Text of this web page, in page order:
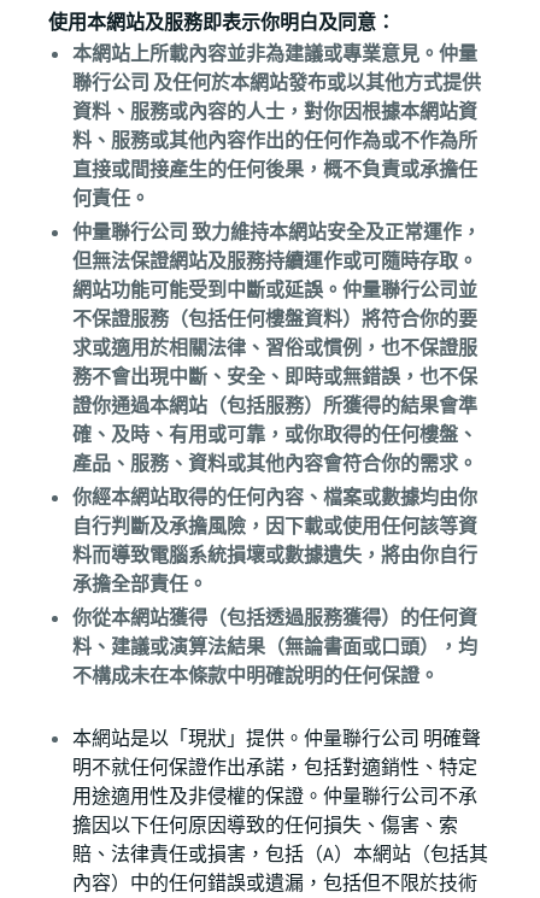
使用本網站及服務即表示你明白及同意：
本網站上所載內容並非為建議或專業意見。仲量
聯行公司 及任何於本網站發布或以其他方式提供
資料、服務或內容的人士，對你因根據本網站資
料、服務或其他內容作出的任何作為或不作為所
直接或間接產生的任何後果，概不負責或承擔任
何責任。
仲量聯行公司 致力維持本網站安全及正常運作，
但無法保證網站及服務持續運作或可隨時存取。
網站功能可能受到中斷或延誤。仲量聯行公司並
不保證服務（包括任何樓盤資料）將符合你的要
求或適用於相關法律、習俗或慣例，也不保證服
務不會出現中斷、安全、即時或無錯誤，也不保
證你通過本網站（包括服務）所獲得的結果會準
確、及時、有用或可靠，或你取得的任何樓盤、
產品、服務、資料或其他內容會符合你的需求。
你經本網站取得的任何內容、檔案或數據均由你
自行判斷及承擔風險，因下載或使用任何該等資
料而導致電腦系統損壞或數據遺失，將由你自行
承擔全部責任。
你從本網站獲得（包括透過服務獲得）的任何資
料、建議或演算法結果（無論書面或口頭），均
不構成未在本條款中明確說明的任何保證。
本網站是以「現狀」提供。仲量聯行公司 明確聲
明不就任何保證作出承諾，包括對適銷性、特定
用途適用性及非侵權的保證。仲量聯行公司不承
擔因以下任何原因導致的任何損失、傷害、索
賠、法律責任或損害，包括（A）本網站（包括其
內容）中的任何錯誤或遺漏，包括但不限於技術